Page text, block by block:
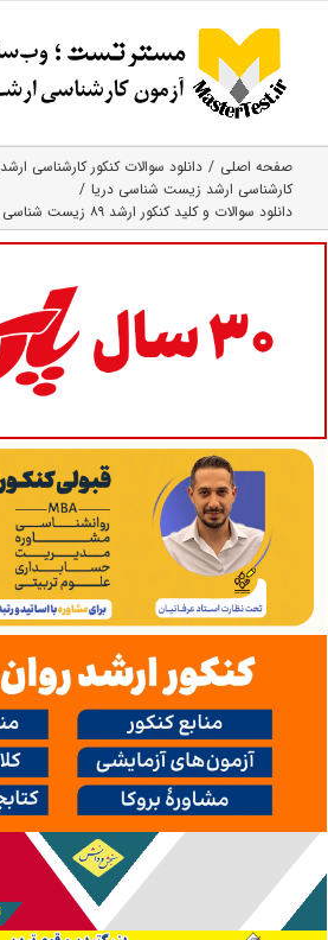
content
صفحه اصلی
دانلود سوالات کنکور کارشناسی ارشد
کارشناسی ارشد زیست‌ شناسی دریا
دانلود سوالات و کلید کنکور ارشد ۸۹ زیست شناسی دریا (رایگان)